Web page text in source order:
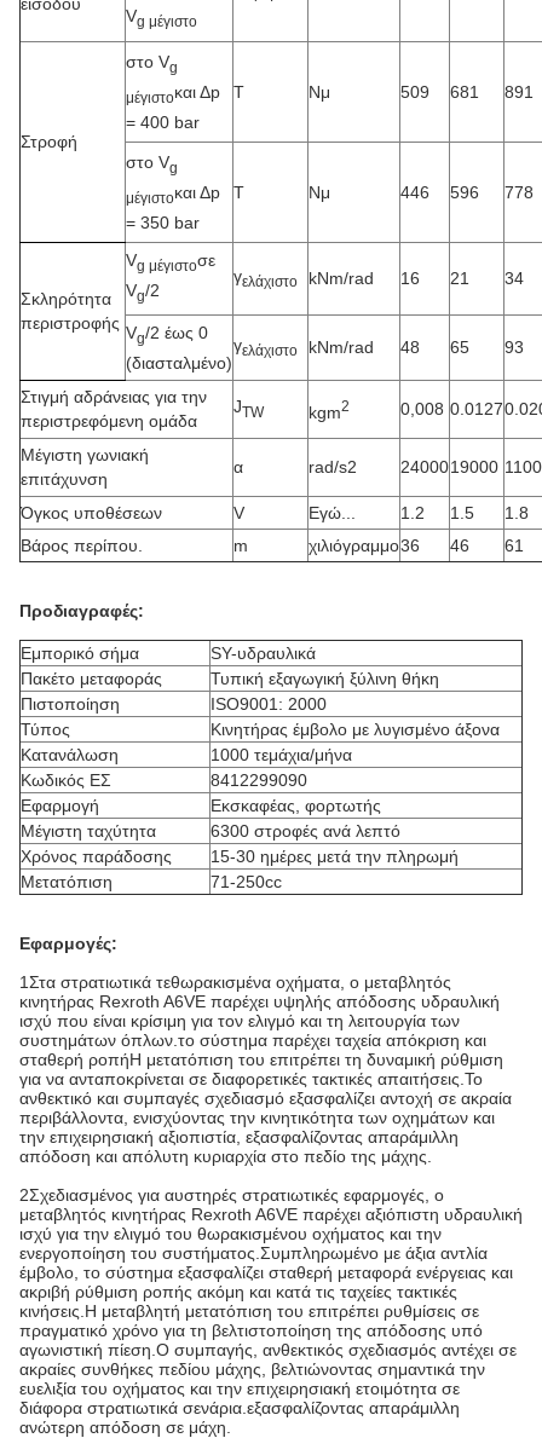
Vg μέγιστο
Στροφή
στο Vg
μέγιστοκαι Δp
= 400 bar
Τ Νμ 509 681 891
στο Vg
μέγιστοκαι Δp
= 350 bar
Τ Νμ 446 596 778
Σκληρότητα
περιστροφής
Vg μέγιστοσε
Vg/2
γελάχιστο kNm/rad 16 21 34
Vg/2 έως 0
(διασταλμένο)
γελάχιστο kNm/rad 48 65 93
Στιγμή αδράνειας για την
περιστρεφόμενη ομάδα
JTW kgm2 0,008 0.0127
Μέγιστη γωνιακή
επιτάχυνση
α rad/s2 2400019000
Όγκος υποθέσεων V Εγώ... 1.2 1.5
1.8
Βάρος περίπου.
m χιλιόγραμμο36 46 61
Προδιαγραφές:
Εμπορικό σήμα
SY-υδραυλικά
Πακέτο μεταφοράς
Τυπική εξαγωγική ξύλινη θήκη
Πιστοποίηση
ISO9001: 2000
Τύπος
Κινητήρας έμβολο με λυγισμένο άξονα
Κατανάλωση
1000 τεμάχια/μήνα
Κωδικός ΕΣ
8412299090
Εφαρμογή
Εκσκαφέας, φορτωτής
Μέγιστη ταχύτητα
6300 στροφές ανά λεπτό
Χρόνος παράδοσης
15-30 ημέρες μετά την πληρωμή
Μετατόπιση
71-250cc
Εφαρμογές:
1Στα στρατιωτικά τεθωρακισμένα οχήματα, ο μεταβλητός
κινητήρας Rexroth A6VE παρέχει υψηλής απόδοσης υδραυλική
ισχύ που είναι κρίσιμη για τον ελιγμό και τη λειτουργία των
συστημάτων όπλων.το σύστημα παρέχει ταχεία απόκριση και
σταθερή ροπήΗ μετατόπιση του επιτρέπει τη δυναμική ρύθμιση
για να ανταποκρίνεται σε διαφορετικές τακτικές απαιτήσεις.Το
ανθεκτικό και συμπαγές σχεδιασμό εξασφαλίζει αντοχή σε ακραία
περιβάλλοντα, ενισχύοντας την κινητικότητα των οχημάτων και
την επιχειρησιακή αξιοπιστία, εξασφαλίζοντας απαράμιλλη
απόδοση και απόλυτη κυριαρχία στο πεδίο της μάχης.
2Σχεδιασμένος για αυστηρές στρατιωτικές εφαρμογές, ο
μεταβλητός κινητήρας Rexroth A6VE παρέχει αξιόπιστη υδραυλική
ισχύ για την ελιγμό του θωρακισμένου οχήματος και την
ενεργοποίηση του συστήματος.Συμπληρωμένο με άξια αντλία
έμβολο, το σύστημα εξασφαλίζει σταθερή μεταφορά ενέργειας και
ακριβή ρύθμιση ροπής ακόμη και κατά τις ταχείες τακτικές
κινήσεις.Η μεταβλητή μετατόπιση του επιτρέπει ρυθμίσεις σε
πραγματικό χρόνο για τη βελτιστοποίηση της απόδοσης υπό
αγωνιστική πίεση.Ο συμπαγής, ανθεκτικός σχεδιασμός αντέχει σε
ακραίες συνθήκες πεδίου μάχης, βελτιώνοντας σημαντικά την
ευελιξία του οχήματος και την επιχειρησιακή ετοιμότητα σε
διάφορα στρατιωτικά σενάρια.εξασφαλίζοντας απαράμιλλη
ανώτερη απόδοση σε μάχη.